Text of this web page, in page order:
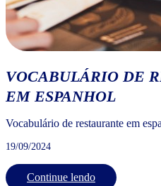
VOCABULÁRIO DE
EM ESPANHOL
Vocabulário de restaurante em
19/09/2024
Continue lendo